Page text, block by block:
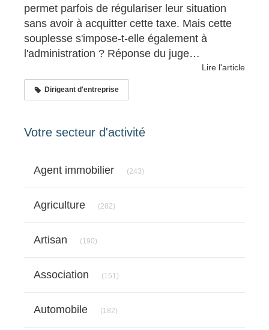
permet parfois de régulariser leur situation
sans avoir à acquitter cette taxe. Mais cette
souplesse s'impose-t-elle également à
l'administration ? Réponse du juge…
Lire l'article
Dirigeant d'entreprise
Votre secteur d'activité
Agent immobilier (243)
Agriculture (282)
Artisan (190)
Association (151)
Automobile (182)